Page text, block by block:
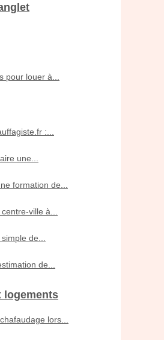
pour louer à...
:...
une...
formation de...
ville à...
de...
de...
logements
lors...